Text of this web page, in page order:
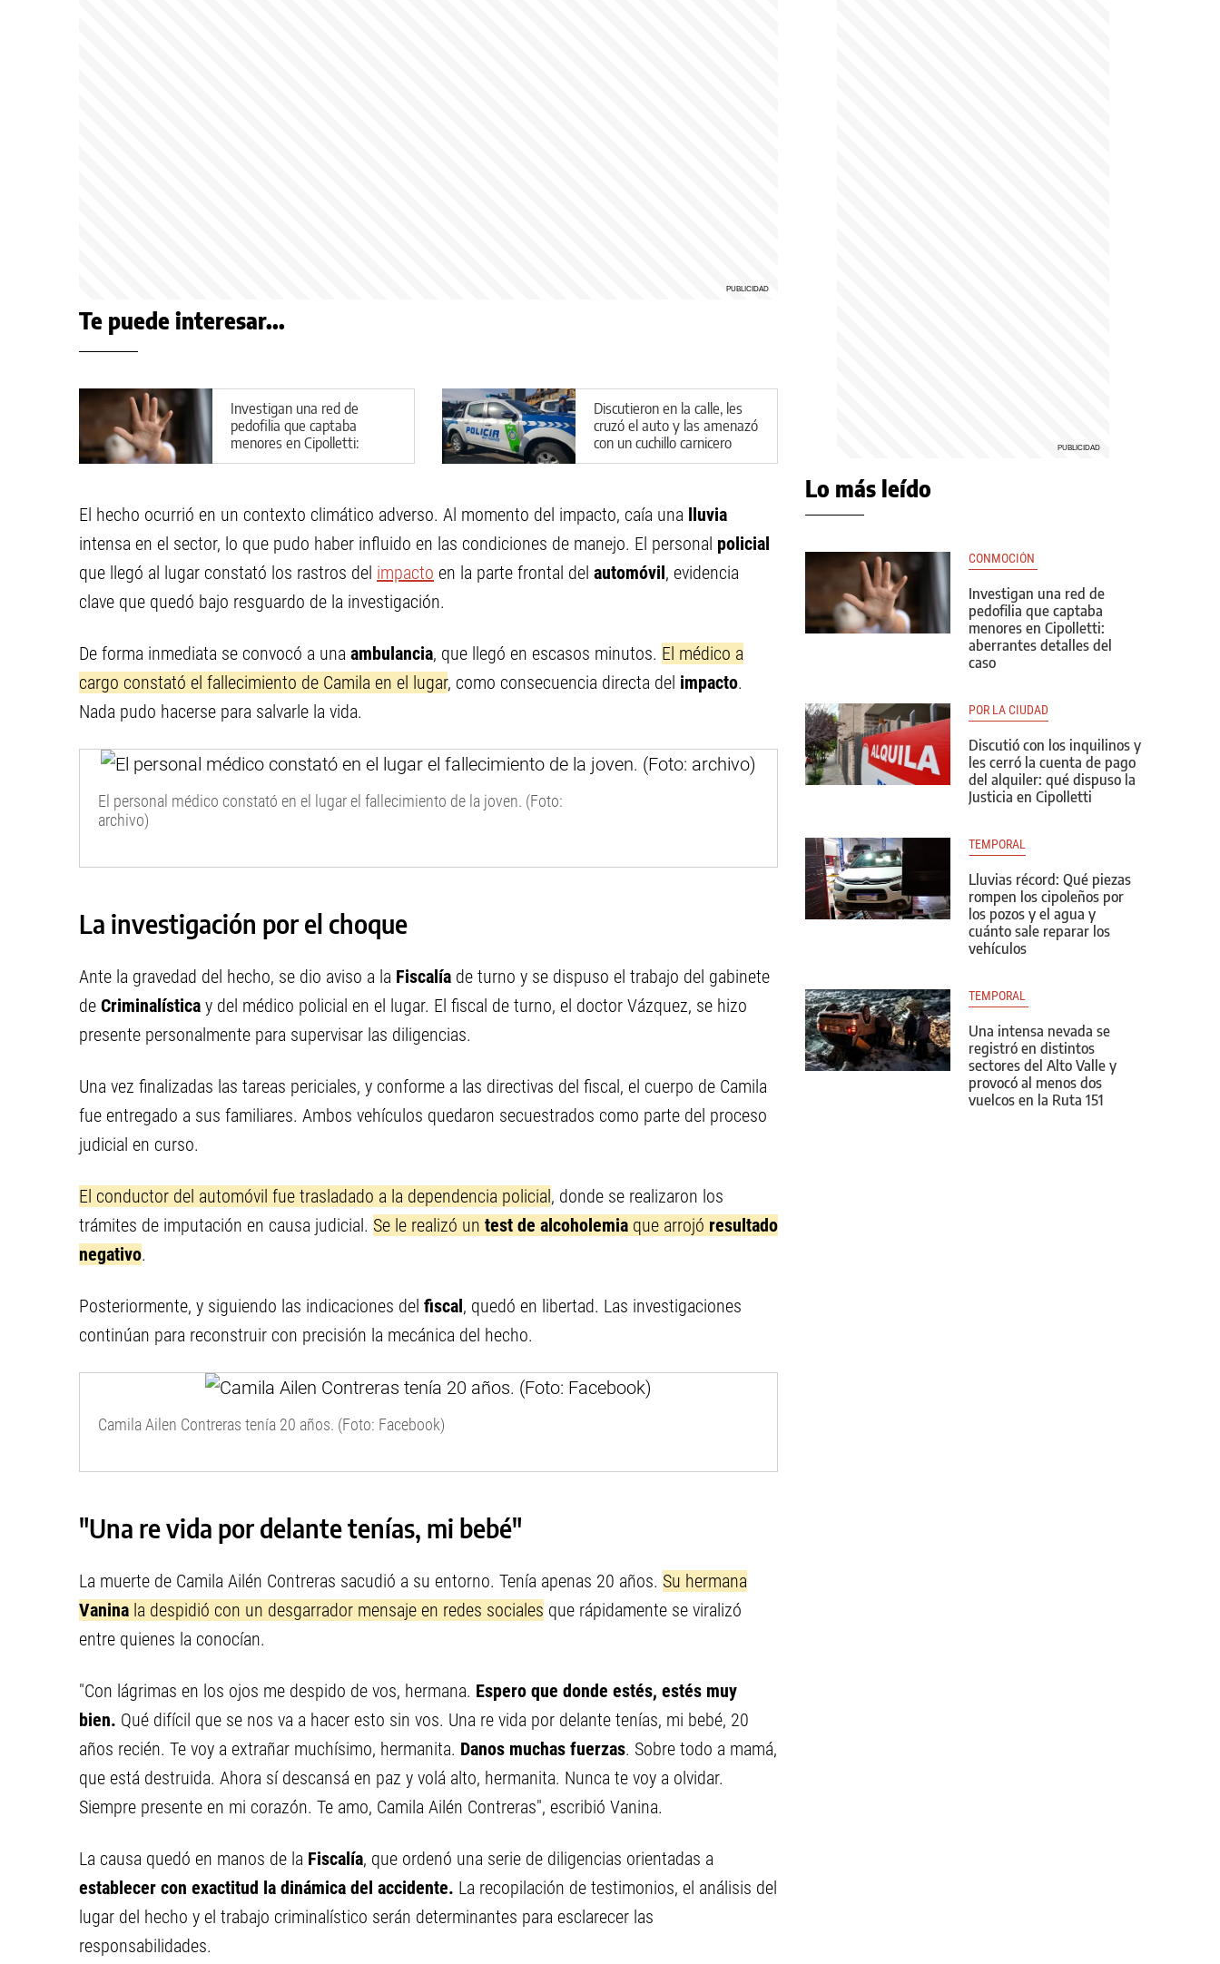
Te puede interesar...
Investigan una red de
pedofilia que captaba
menores en Cipolletti:
aberrantes detalles del caso
Discutieron en la calle, les
cruzó el auto y las amenazó
con un cuchillo carnicero
El hecho ocurrió en un contexto climático adverso. Al momento del impacto, caía una lluvia
intensa en el sector, lo que pudo haber influido en las condiciones de manejo. El personal policial
que llegó al lugar constató los rastros del impacto en la parte frontal del automóvil, evidencia
clave que quedó bajo resguardo de la investigación.
De forma inmediata se convocó a una ambulancia, que llegó en escasos minutos. El médico a
cargo constató el fallecimiento de Camila en el lugar, como consecuencia directa del impacto.
Nada pudo hacerse para salvarle la vida.
El personal médico constató en el lugar el fallecimiento de la joven. (Foto:
archivo)
La investigación por el choque
Ante la gravedad del hecho, se dio aviso a la Fiscalía de turno y se dispuso el trabajo del gabinete
de Criminalística y del médico policial en el lugar. El fiscal de turno, el doctor Vázquez, se hizo
presente personalmente para supervisar las diligencias.
Una vez finalizadas las tareas periciales, y conforme a las directivas del fiscal, el cuerpo de Camila
fue entregado a sus familiares. Ambos vehículos quedaron secuestrados como parte del proceso
judicial en curso.
El conductor del automóvil fue trasladado a la dependencia policial, donde se realizaron los
trámites de imputación en causa judicial. Se le realizó un test de alcoholemia que arrojó resultado
negativo.
Posteriormente, y siguiendo las indicaciones del fiscal, quedó en libertad. Las investigaciones
continúan para reconstruir con precisión la mecánica del hecho.
Camila Ailen Contreras tenía 20 años. (Foto: Facebook)
"Una re vida por delante tenías, mi bebé"
La muerte de Camila Ailén Contreras sacudió a su entorno. Tenía apenas 20 años. Su hermana
Vanina la despidió con un desgarrador mensaje en redes sociales que rápidamente se viralizó
entre quienes la conocían.
"Con lágrimas en los ojos me despido de vos, hermana. Espero que donde estés, estés muy
bien. Qué difícil que se nos va a hacer esto sin vos. Una re vida por delante tenías, mi bebé, 20
años recién. Te voy a extrañar muchísimo, hermanita. Danos muchas fuerzas. Sobre todo a mamá,
que está destruida. Ahora sí descansá en paz y volá alto, hermanita. Nunca te voy a olvidar.
Siempre presente en mi corazón. Te amo, Camila Ailén Contreras", escribió Vanina.
La causa quedó en manos de la Fiscalía, que ordenó una serie de diligencias orientadas a
establecer con exactitud la dinámica del accidente. La recopilación de testimonios, el análisis del
lugar del hecho y el trabajo criminalístico serán determinantes para esclarecer las
responsabilidades.
Lo más leído
CONMOCIÓN
Investigan una red de
pedofilia que captaba
menores en Cipolletti:
aberrantes detalles del
caso
POR LA CIUDAD
Discutió con los inquilinos y
les cerró la cuenta de pago
del alquiler: qué dispuso la
Justicia en Cipolletti
TEMPORAL
Lluvias récord: Qué piezas
rompen los cipoleños por
los pozos y el agua y
cuánto sale reparar los
vehículos
TEMPORAL
Una intensa nevada se
registró en distintos
sectores del Alto Valle y
provocó al menos dos
vuelcos en la Ruta 151